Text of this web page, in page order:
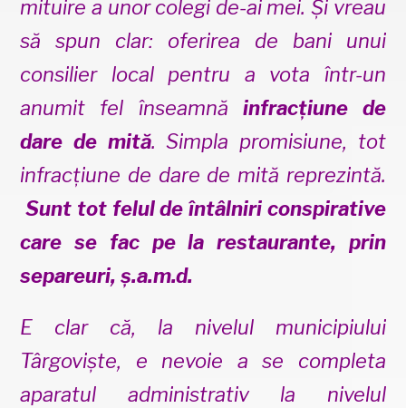
mituire a unor colegi de-ai mei. Și vreau
să spun clar: oferirea de bani unui
consilier local pentru a vota într-un
anumit fel înseamnă infracțiune de
dare de mită. Simpla promisiune, tot
infracțiune de dare de mită reprezintă.
Sunt tot felul de întâlniri conspirative
care se fac pe la restaurante, prin
separeuri, ș.a.m.d.
E clar că, la nivelul municipiului
Târgoviște, e nevoie a se completa
aparatul administrativ la nivelul